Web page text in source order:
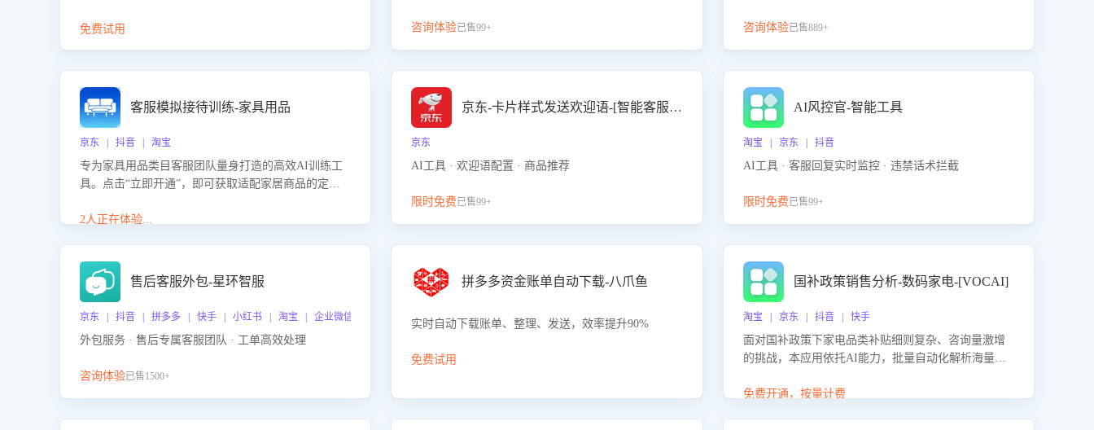
免费试用 咨询体验已售99+ 咨询体验已售889+
客服模拟接待训练-家具用品
京东 | 抖音 | 淘宝
专为家具用品类目客服团队量身打造的高效AI训练工
具。点击“立即开通”，即可获取适配家居商品的定制
客服在家具用品功能、尺寸参数咨询等高频场景下的
2人正在体验...
京东-卡片样式发送欢迎语-[智能客服机器人]
京东
AI工具 · 欢迎语配置 · 商品推荐
限时免费已售99+
AI风控官-智能工具
淘宝 | 京东 | 抖音
AI工具 · 客服回复实时监控 · 违禁话术拦截
限时免费已售99+
售后客服外包-星环智服
京东 | 抖音 | 拼多多 | 快手 | 小红书 | 淘宝 | 企业微信
外包服务 · 售后专属客服团队 · 工单高效处理
咨询体验已售1500+
拼多多资金账单自动下载-八爪鱼
实时自动下载账单、整理、发送，效率提升90%
免费试用
国补政策销售分析-数码家电-[VOCAI]
淘宝 | 京东 | 抖音 | 快手
面对国补政策下家电品类补贴细则复杂、咨询量激增
的挑战，本应用依托AI能力，批量自动化解析海量客
政策的关注焦点与购买意向，深度洞察决策动因。同
免费开通，按量计费